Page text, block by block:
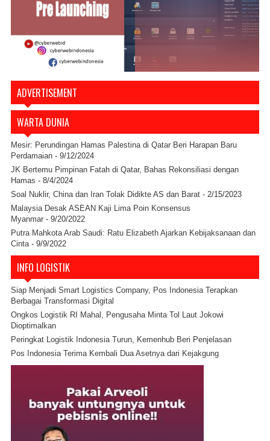
ADVERTISEMENT
WARTA DUNIA
Mesir: Perundingan Hamas Palestina di Qatar Beri Harapan Baru
Perdamaian - 9/12/2024
JK Bertemu Pimpinan Fatah di Qatar, Bahas Rekonsiliasi dengan
Hamas - 8/4/2024
Soal Nuklir, China dan Iran Tolak Didikte AS dan Barat - 2/15/2023
Malaysia Desak ASEAN Kaji Lima Poin Konsensus
Myanmar - 9/20/2022
Putra Mahkota Arab Saudi: Ratu Elizabeth Ajarkan Kebijaksanaan dan
Cinta- 9/9/2022
INFO LOGISTIK
Siap Menjadi Smart Logistics Company, Pos Indonesia Terapkan
Berbagai Transformasi Digital
Ongkos Logistik RI Mahal, Pengusaha Minta Tol Laut Jokowi
Dioptimalkan
Peringkat Logistik Indonesia Turun, Kemenhub Beri Penjelasan
Pos Indonesia Terima Kembali Dua Asetnya dari Kejakgung